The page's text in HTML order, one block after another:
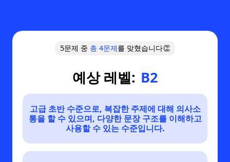
5문제 중 총 4문제를 맞혔습니다👏
예상 레벨: B2
고급 초반 수준으로, 복잡한 주제에 대해 의사소
통을 할 수 있으며, 다양한 문장 구조를 이해하고
사용할 수 있는 수준입니다.